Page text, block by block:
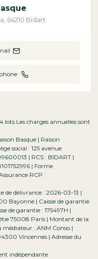
64210 Bidart
charges annuelles sont
Basque | Raison
social : 125 avenue
| RCS : BIDART |
| Forme
RCP :
délivrance : 2026-03-13 |
Bayonne | Caisse de garantie
de garantie : 175497H |
75008 Paris | Montant de la
: ANM Conso |
Vincennes | Adresse du
indépendante